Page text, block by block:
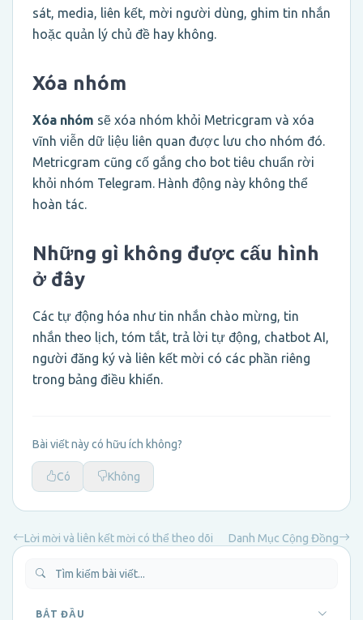
sát, media, liên kết, mời người dùng, ghim tin nhắn
hoặc quản lý chủ đề hay không.
Xóa nhóm
Xóa nhóm sẽ xóa nhóm khỏi Metricgram và xóa
vĩnh viễn dữ liệu liên quan được lưu cho nhóm đó.
Metricgram cũng cố gắng cho bot tiêu chuẩn rời
khỏi nhóm Telegram. Hành động này không thể
hoàn tác.
Những gì không được cấu hình
ở đây
Các tự động hóa như tin nhắn chào mừng, tin
nhắn theo lịch, tóm tắt, trả lời tự động, chatbot AI,
người đăng ký và liên kết mời có các phần riêng
trong bảng điều khiển.
Bài viết này có hữu ích không?
Có Không
Lời mời và liên kết mời có thể theo dõi Danh Mục Cộng Đồng
BẮT ĐẦU